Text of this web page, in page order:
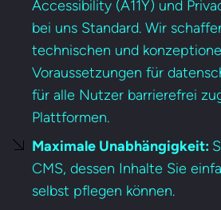
Accessibility (A11Y) und
bei uns Standard. Wir
technischen und
Voraussetzungen für
für alle Nutzer barrierefrei
Plattformen.
Maximale Unabhängigkeit:
CMS, dessen Inhalte Sie
selbst pflegen können.